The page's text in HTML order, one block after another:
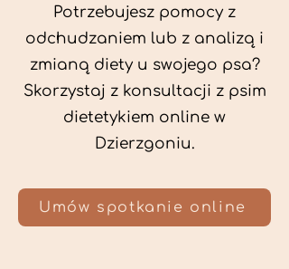
Potrzebujesz pomocy z
odchudzaniem lub z analizą i
zmianą diety u swojego psa?
Skorzystaj z konsultacji z psim
dietetykiem online w
Dzierzgoniu.
Umów spotkanie online